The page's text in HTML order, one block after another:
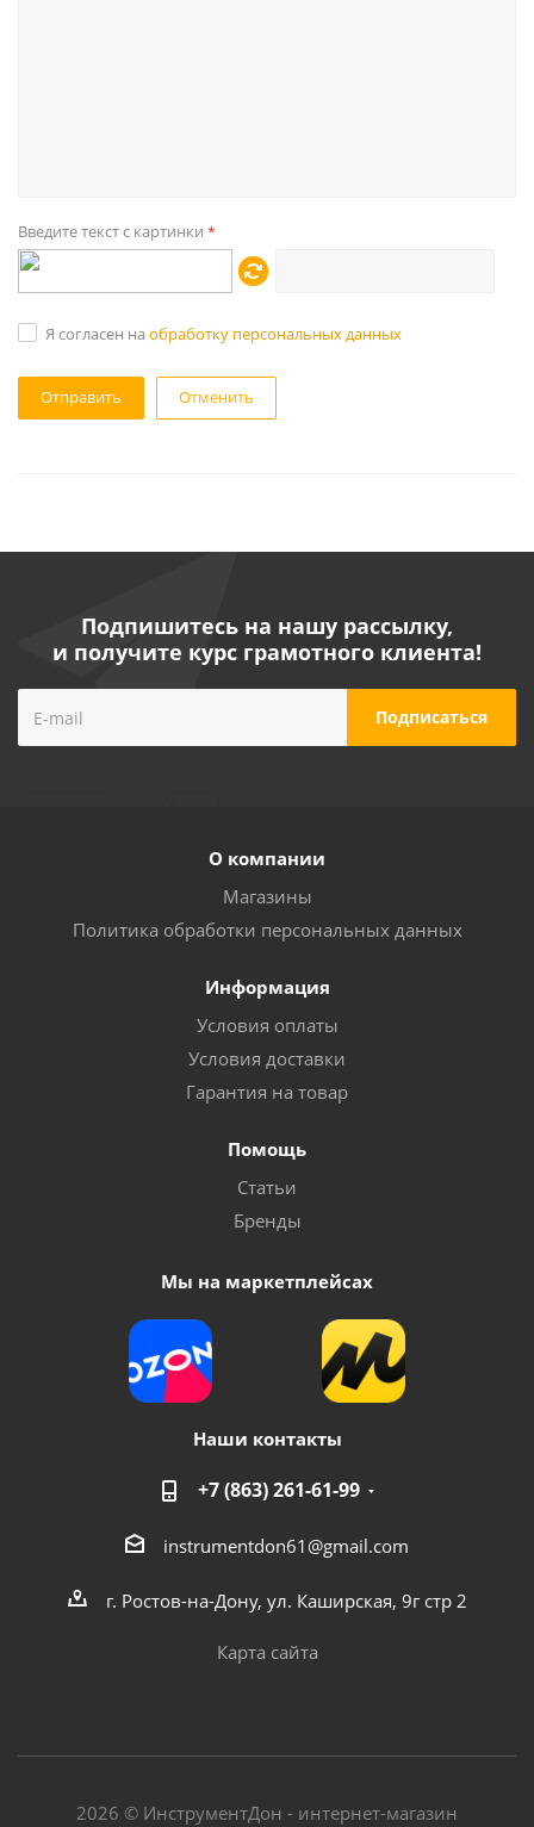
Введите текст с картинки *
Я согласен на обработку персональных данных
Отменить
Подпишитесь на нашу рассылку,
и получите курс грамотного клиента!
О компании
Магазины
Политика обработки персональных данных
Информация
Условия оплаты
Условия доставки
Гарантия на товар
Помощь
Статьи
Бренды
Мы на маркетплейсах
Наши контакты
+7 (863) 261-61-99
instrumentdon61@gmail.com
г. Ростов-на-Дону, ул. Каширская, 9г стр 2
Карта сайта
2026 © ИнструментДон - интернет-магазин